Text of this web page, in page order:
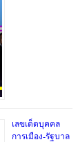
เลขเด็ดบุคคล
การเมือง-รัฐบาล